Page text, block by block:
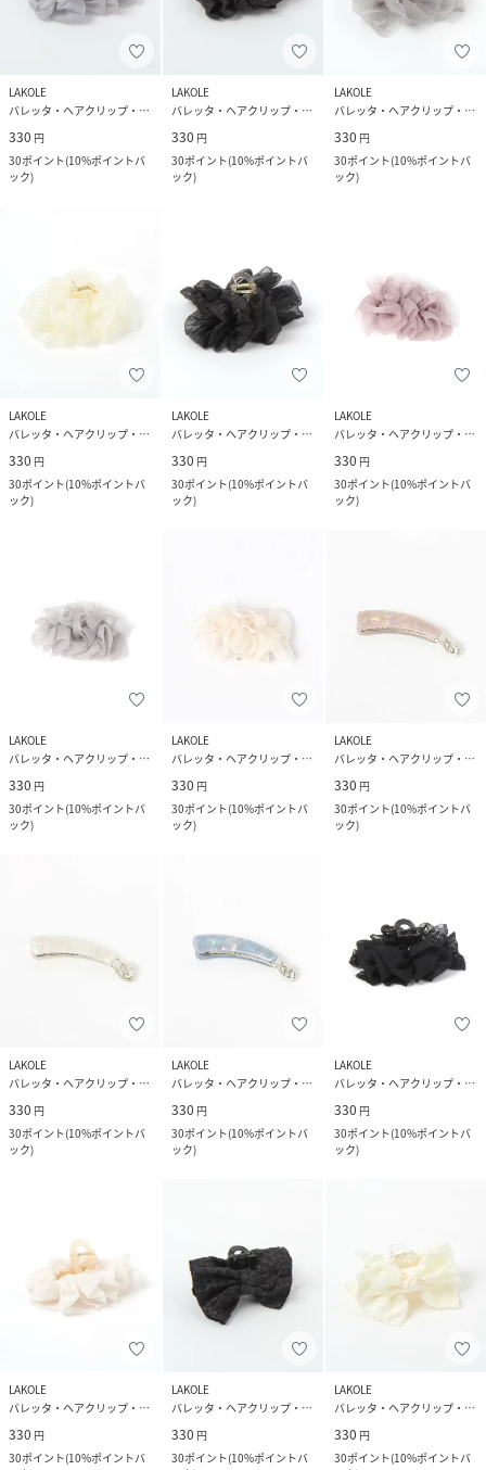
LAKOLE
バレッタ・ヘアクリップ・ヘアピン
330 円
30ポイント(10%ポイントバ
ック)
LAKOLE
バレッタ・ヘアクリップ・ヘアピン
330 円
30ポイント(10%ポイントバ
ック)
LAKOLE
バレッタ・ヘアクリップ・ヘアピン
330 円
30ポイント(10%ポイントバ
ック)
LAKOLE
バレッタ・ヘアクリップ・ヘアピン
330 円
30ポイント(10%ポイントバ
ック)
LAKOLE
バレッタ・ヘアクリップ・ヘアピン
330 円
30ポイント(10%ポイントバ
ック)
LAKOLE
バレッタ・ヘアクリップ・ヘアピン
330 円
30ポイント(10%ポイントバ
ック)
LAKOLE
バレッタ・ヘアクリップ・ヘアピン
330 円
30ポイント(10%ポイントバ
ック)
LAKOLE
バレッタ・ヘアクリップ・ヘアピン
330 円
30ポイント(10%ポイントバ
ック)
LAKOLE
バレッタ・ヘアクリップ・ヘアピン
330 円
30ポイント(10%ポイントバ
ック)
LAKOLE
バレッタ・ヘアクリップ・ヘアピン
330 円
30ポイント(10%ポイントバ
ック)
LAKOLE
バレッタ・ヘアクリップ・ヘアピン
330 円
30ポイント(10%ポイントバ
ック)
LAKOLE
バレッタ・ヘアクリップ・ヘアピン
330 円
30ポイント(10%ポイントバ
ック)
LAKOLE
バレッタ・ヘアクリップ・ヘアピン
330 円
30ポイント(10%ポイントバ
LAKOLE
バレッタ・ヘアクリップ・ヘアピン
330 円
30ポイント(10%ポイントバ
LAKOLE
バレッタ・ヘアクリップ・ヘアピン
330 円
30ポイント(10%ポイントバ